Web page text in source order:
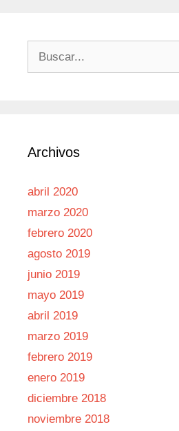
Archivos
abril 2020
marzo 2020
febrero 2020
agosto 2019
junio 2019
mayo 2019
abril 2019
marzo 2019
febrero 2019
enero 2019
diciembre 2018
noviembre 2018